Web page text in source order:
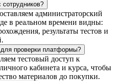
сотрудников?
администраторский
в реальном времени видны:
результаты тестов и
проверки платформы?
тестовый доступ к
кабинета и курса, чтобы
материалов до покупки.